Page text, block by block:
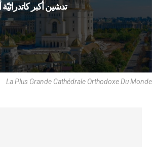
تدشين أكبر
La Plus Grande Cathédrale Orthodoxe Du Monde